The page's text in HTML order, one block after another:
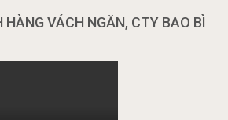
VÁCH NGĂN, CTY BAO BÌ